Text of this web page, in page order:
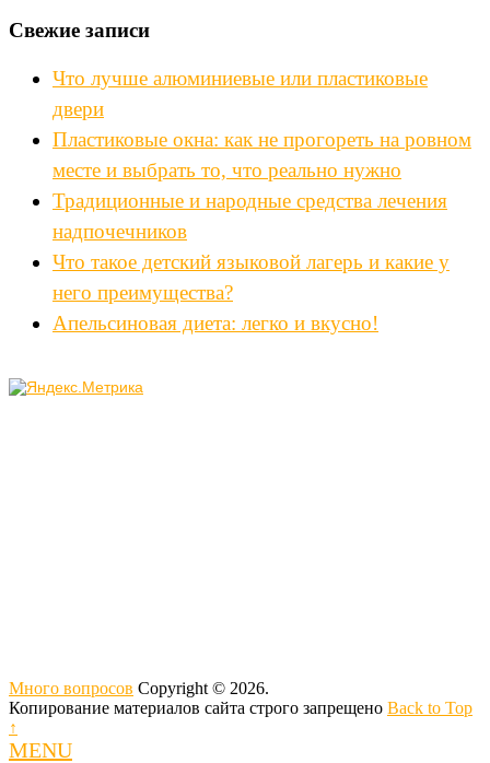
Свежие записи
Что лучше алюминиевые или пластиковые
двери
Пластиковые окна: как не прогореть на ровном
месте и выбрать то, что реально нужно
Традиционные и народные средства лечения
надпочечников
Что такое детский языковой лагерь и какие у
него преимущества?
Апельсиновая диета: легко и вкусно!
Много вопросов Copyright © 2026.
Копирование материалов сайта строго запрещено Back to Top
↑
MENU